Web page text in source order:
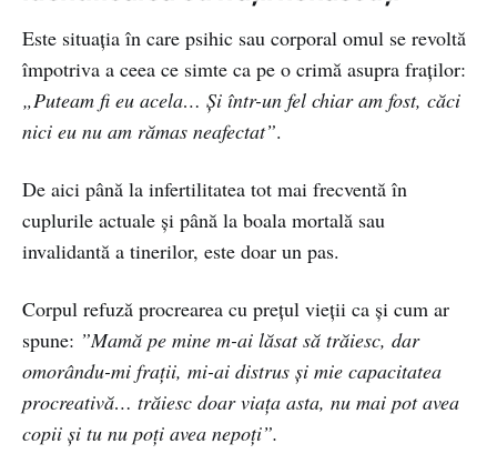
Este situaţia în care psihic sau corporal omul se revoltă
împotriva a ceea ce simte ca pe o crimă asupra fraților:
„Puteam fi eu acela… Și într-un fel chiar am fost, căci
nici eu nu am rămas neafectat”.
De aici până la infertilitatea tot mai frecventă în
cuplurile actuale şi până la boala mortală sau
invalidantă a tinerilor, este doar un pas.
Corpul refuză procrearea cu prețul vieții ca şi cum ar
spune: ”Mamă pe mine m-ai lăsat să trăiesc, dar
omorându-mi frații, mi-ai distrus și mie capacitatea
procreativă… trăiesc doar viața asta, nu mai pot avea
copii și tu nu poți avea nepoți”.